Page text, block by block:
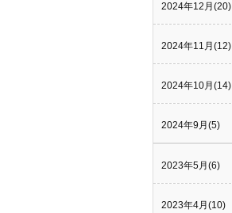
2024年12月(20)
2024年11月(12)
2024年10月(14)
2024年9月(5)
2023年5月(6)
2023年4月(10)